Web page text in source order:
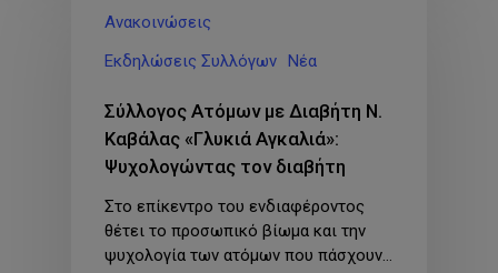
Ανακοινώσεις
Εκδηλώσεις Συλλόγων
Νέα
Σύλλογος Ατόμων με Διαβήτη Ν.
Καβάλας «Γλυκιά Αγκαλιά»:
Ψυχολογώντας τον διαβήτη
Στο επίκεντρο του ενδιαφέροντος
θέτει το προσωπικό βίωμα και την
ψυχολογία των ατόμων που πάσχουν…